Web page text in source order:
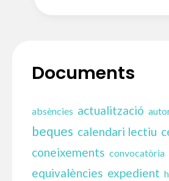
Documents
absències actualització
beques calendari lectiu
coneixements convocatòria
equivalències expedient